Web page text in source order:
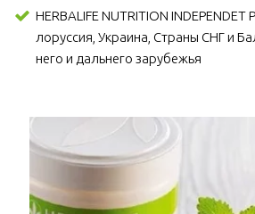
HERBALIFE NUTRITION INDEPENDET
лоруссия, Украина, Страны СНГ и
него и дальнего зарубежья